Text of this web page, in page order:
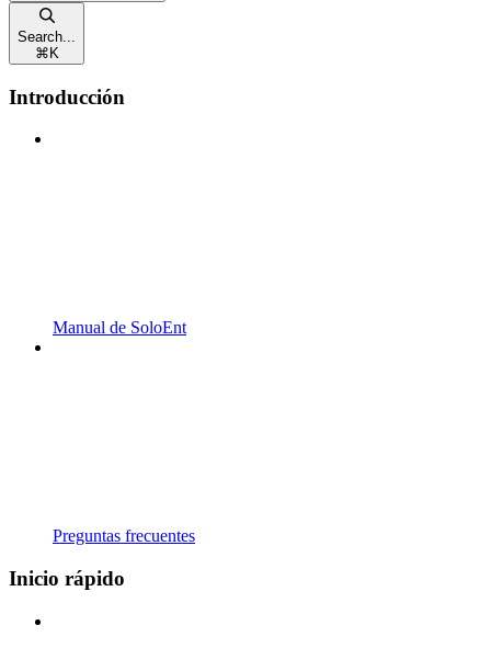
Search...
⌘ K
Introducción
Manual de SoloEnt
Preguntas frecuentes
Inicio rápido